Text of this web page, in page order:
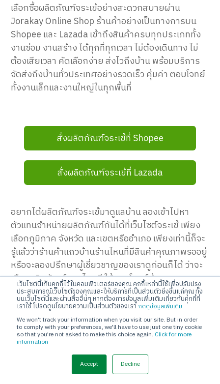
เว็บไซต์นี้เก็บคุกกี้ไว้ในคอมพิวเตอร์ของคุณ คุกกี้เหล่านี้ใช้เพื่อปรับปรุง
ประสบการณ์เว็บไซต์ของคุณและให้บริการที่เป็นส่วนตัวยิ่งขึ้นแก่คุณ ทั้ง
บนเว็บไซต์นี้และผ่านสื่ออื่นๆ หากต้องการข้อมูลเพิ่มเติมเกี่ยวกับคุกกี้ที่
เราใช้ โปรดดูนโยบายความเป็นส่วนตัวของเรากดดูข้อมูลเพิ่มเติม
We won't track your information when you visit our site. But in order
to comply with your preferences, we'll have to use just one tiny cookie
so that you're not asked to make this choice again. Click for more
information
Accept Decline
เลือกซื้อผลิตภัณฑ์จระเข้อย่างสะดวกสบายผ่าน
Jorakay Online Shop ร้านค้าอย่างเป็นทางการบน
Shopee และ Lazada เข้าถึงสินค้าครบทุกประเภททั้ง
งานซ่อม งานสร้าง ได้ทุกที่ทุกเวลา ไม่ต้องเดินทาง ไม่
ต้องเสียเวลา คัดเลือกง่าย ส่งไวถึงบ้าน พร้อมบริการ
จัดส่งถึงบ้านทั่วประเทศอย่างรวดเร็ว คุ้มค่า ตอบโจทย์
ทั้งงานเล็กและงานใหญ่ในทุกพื้นที่
สั่งผลิตภัณฑ์จระเข้ที่ Shopee
สั่งผลิตภัณฑ์จระเข้ที่ Lazada
อยากได้ผลิตภัณฑ์จระเข้มาดูแลบ้าน ลองเข้าไปหา
ตัวแทนจำหน่ายผลิตภัณฑ์กันได้ที่เว็บไซต์จระเข้ เพียง
เลือกภูมิภาค จังหวัด และเขตหรืออำเภอ เพียงเท่านี้ก็จะ
รู้แล้วว่าร้านค้าแถวบ้านร้านไหนที่มีสินค้าคุณภาพรออยู่
หรือจะลองปรึกษาผู้เชี่ยวชาญของเราดูก่อนก็ได้ ว่าจะ
เลือกผลิตภัณฑ์แบบไหนดี ให้ตอบโจทย์บ้านของเรามาก
ที่สุด
ค้นหาร้านค้าจำหน่ายผลิตภัณฑ์จระเข้
ปรึกษาผู้เชี่ยวชาญ